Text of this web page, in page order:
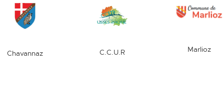
Chavannaz C.C.U.R Marlioz